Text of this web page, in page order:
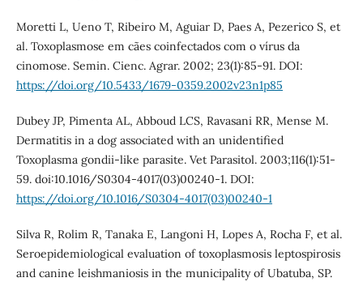
Moretti L, Ueno T, Ribeiro M, Aguiar D, Paes A, Pezerico S, et
al. Toxoplasmose em cães coinfectados com o vírus da
cinomose. Semin. Cienc. Agrar. 2002; 23(1):85-91. DOI:
https://doi.org/10.5433/1679-0359.2002v23n1p85
Dubey JP, Pimenta AL, Abboud LCS, Ravasani RR, Mense M.
Dermatitis in a dog associated with an unidentified
Toxoplasma gondii-like parasite. Vet Parasitol. 2003;116(1):51-
59. doi:10.1016/S0304-4017(03)00240-1. DOI:
https://doi.org/10.1016/S0304-4017(03)00240-1
Silva R, Rolim R, Tanaka E, Langoni H, Lopes A, Rocha F, et al.
Seroepidemiological evaluation of toxoplasmosis leptospirosis
and canine leishmaniosis in the municipality of Ubatuba, SP.